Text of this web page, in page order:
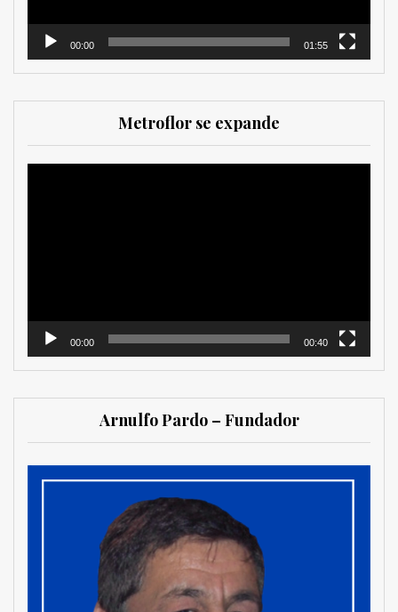
00:00 01:55
Metroflor se expande
00:00 00:40
Arnulfo Pardo – Fundador